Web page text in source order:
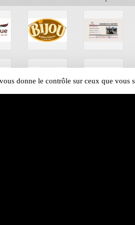
donne le contrôle sur ceux que vous